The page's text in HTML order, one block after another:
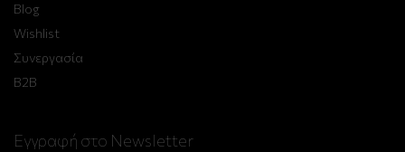
Blog
Wishlist
Συνεργασία
B2B
Εγγραφή στο Newsletter